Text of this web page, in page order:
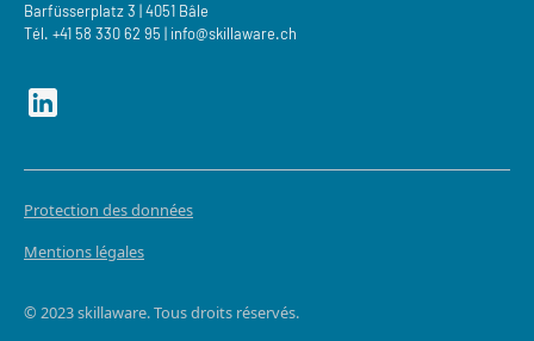
Barfüsserplatz 3 | 4051 Bâle
Tél. +41 58 330 62 95 | ‍info@skillaware.ch
© 2023 skillaware. Tous droits réservés.
Protection des données
Mentions légales